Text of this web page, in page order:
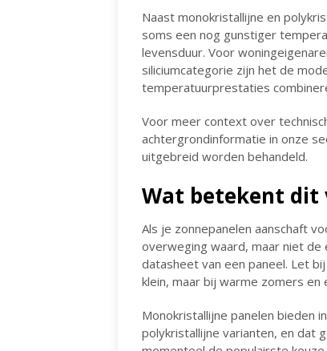
Naast monokristallijne en
soms een nog gunstiger
levensduur. Voor
siliciumcategorie zijn het de
temperatuurprestaties
Voor meer context over
achtergrondinformatie in onze
uitgebreid worden behandeld.
Wat betekent dit
Als je zonnepanelen aanschaft
overweging waard, maar niet
datasheet van een paneel. Let
klein, maar bij warme zomers
Monokristallijne panelen bieden
polykristallijne varianten, en dat